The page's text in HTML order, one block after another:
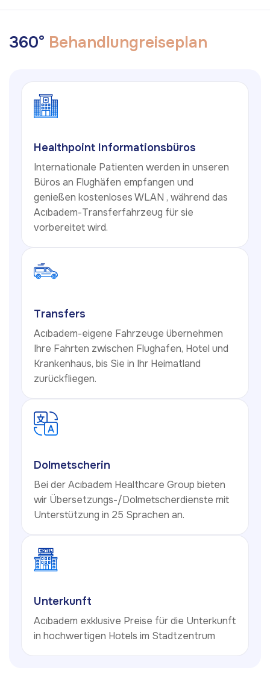
360° Behandlungreiseplan
Healthpoint Informationsbüros
Internationale Patienten werden in unseren
Büros an Flughäfen empfangen und
genießen kostenloses WLAN , während das
Acıbadem-Transferfahrzeug für sie
vorbereitet wird.
Transfers
Acıbadem-eigene Fahrzeuge übernehmen
Ihre Fahrten zwischen Flughafen, Hotel und
Krankenhaus, bis Sie in Ihr Heimatland
zurückfliegen.
Dolmetscherin
Bei der Acıbadem Healthcare Group bieten
wir Übersetzungs-/Dolmetscherdienste mit
Unterstützung in 25 Sprachen an.
Unterkunft
Acıbadem exklusive Preise für die Unterkunft
in hochwertigen Hotels im Stadtzentrum